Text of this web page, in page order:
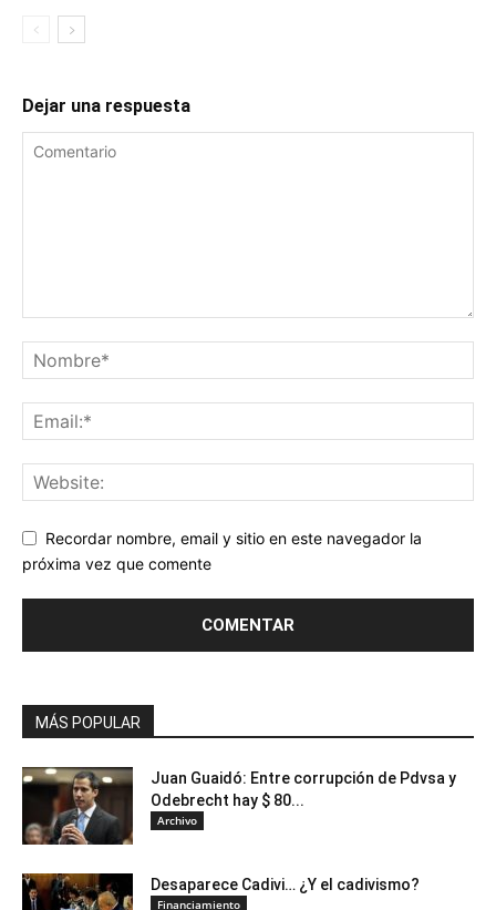
Dejar una respuesta
Recordar nombre, email y sitio en este navegador la
próxima vez que comente
MÁS POPULAR
Juan Guaidó: Entre corrupción de Pdvsa y
Odebrecht hay $ 80...
Archivo
Desaparece Cadivi… ¿Y el cadivismo?
Financiamiento